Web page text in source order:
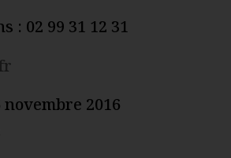
: 02 99 31 12 31
novembre 2016